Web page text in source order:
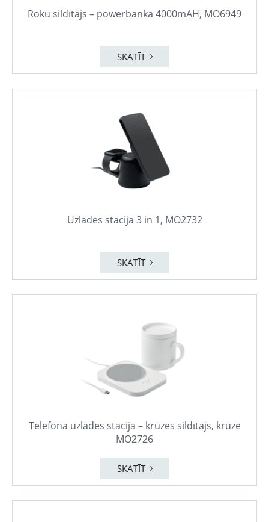
Roku sildītājs – powerbanka 4000mAH, MO6949
SKATĪT
Uzlādes stacija 3 in 1, MO2732
SKATĪT
Telefona uzlādes stacija – krūzes sildītājs, krūze
MO2726
SKATĪT